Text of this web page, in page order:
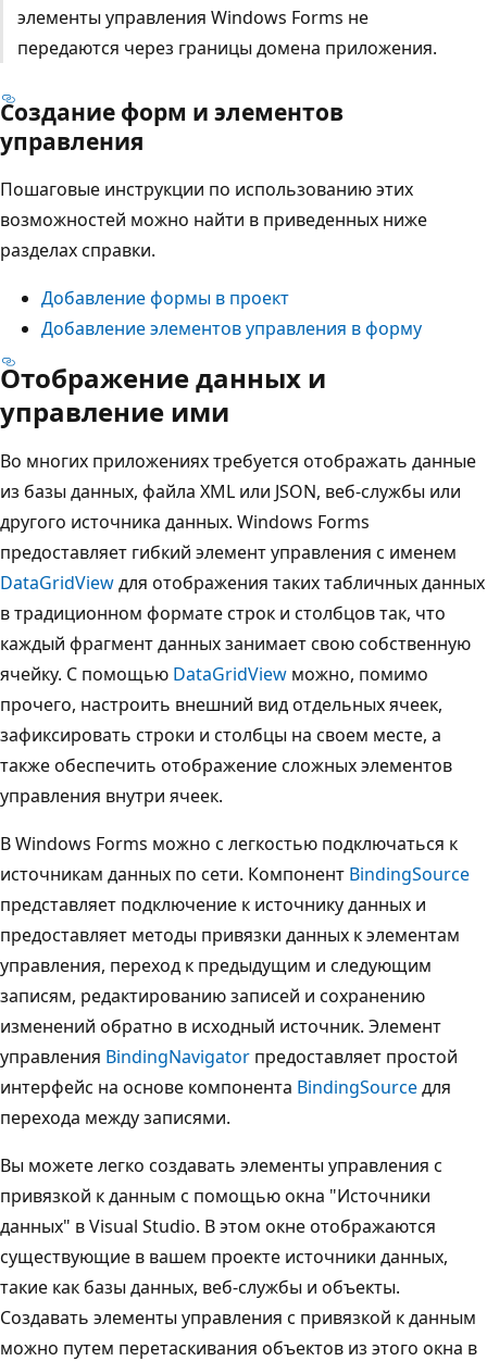
элементы управления Windows Forms не
передаются через границы домена приложения.
Создание форм и элементов
управления
Пошаговые инструкции по использованию этих
возможностей можно найти в приведенных ниже
разделах справки.
Добавление формы в проект
Добавление элементов управления в форму
Отображение данных и
управление ими
Во многих приложениях требуется отображать данные
из базы данных, файла XML или JSON, веб-службы или
другого источника данных. Windows Forms
предоставляет гибкий элемент управления с именем
DataGridViewдля отображения таких табличных данных
в традиционном формате строк и столбцов так, что
каждый фрагмент данных занимает свою собственную
ячейку. С помощью DataGridView можно, помимо
прочего, настроить внешний вид отдельных ячеек,
зафиксировать строки и столбцы на своем месте, а
также обеспечить отображение сложных элементов
управления внутри ячеек.
В Windows Forms можно с легкостью подключаться к
источникам данных по сети. Компонент BindingSource
представляет подключение к источнику данных и
предоставляет методы привязки данных к элементам
управления, переход к предыдущим и следующим
записям, редактированию записей и сохранению
изменений обратно в исходный источник. Элемент
управления BindingNavigator предоставляет простой
интерфейс на основе компонента BindingSourceдля
перехода между записями.
Вы можете легко создавать элементы управления с
привязкой к данным с помощью окна "Источники
данных" в Visual Studio. В этом окне отображаются
существующие в вашем проекте источники данных,
такие как базы данных, веб-службы и объекты.
Создавать элементы управления с привязкой к данным
можно путем перетаскивания объектов из этого окна в